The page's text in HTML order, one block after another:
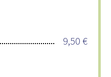
9,50 €